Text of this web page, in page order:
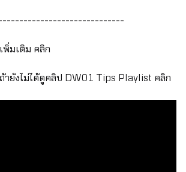
พิ่มเติม คลิก
ายังไม่ได้ดูคลิป DW01 Tips Playlist คลิก